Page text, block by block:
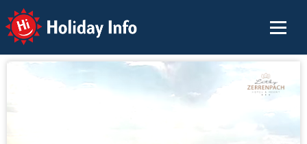
Holiday Info